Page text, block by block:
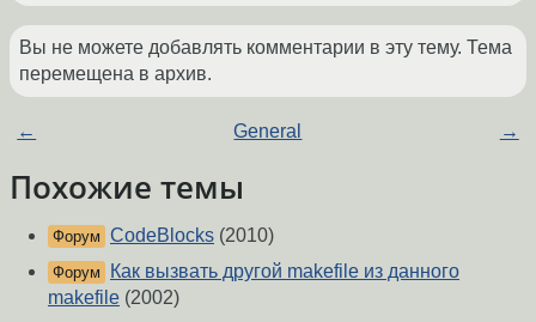
Вы не можете добавлять комментарии в эту тему. Тема
перемещена в архив.
← General →
Похожие темы
Форум CodeBlocks (2010)
Форум
Как вызвать другой makefile из данного
makefile (2002)